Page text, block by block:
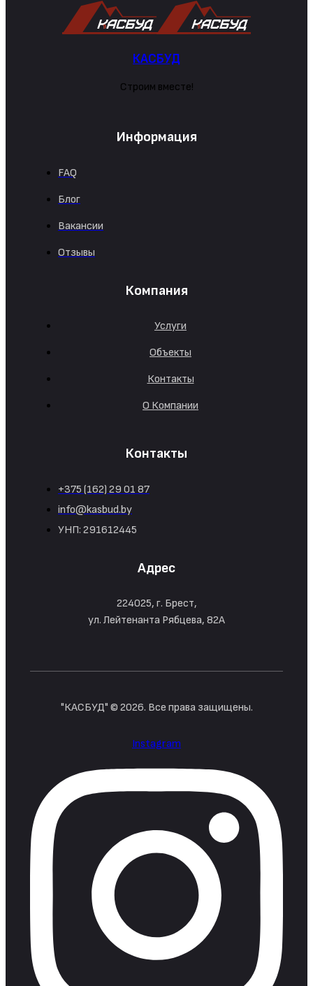
КАСБУД
Строим вместе!
Информация
FAQ
Блог
Вакансии
Отзывы
Компания
Услуги
Объекты
Контакты
О Компании
Контакты
+375 (162) 29 01 87
info@kasbud.by
УНП: 291612445
Адрес
224025, г. Брест,
ул. Лейтенанта Рябцева, 82А
"КАСБУД" © 2026. Все права защищены.
Instagram